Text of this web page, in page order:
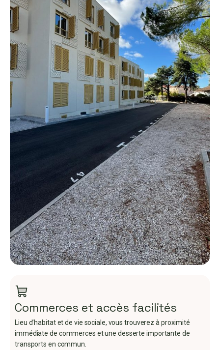
Commerces et accès facilités
Lieu d’habitat et de vie sociale, vous trouverez à proximité
immédiate de commerces et une desserte importante de
transports en commun.